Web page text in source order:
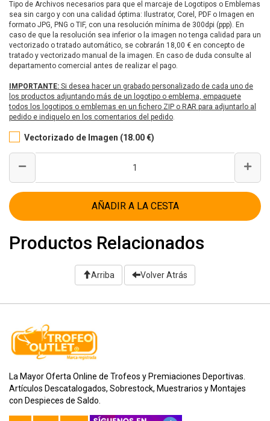
Tipo de Archivos necesarios para que el marcaje de Logotipos o Emblemas
sea sin cargo y con una calidad óptima: Ilustrator, Corel, PDF o Imagen en
formato JPG, PNG o TIF, con una resolución mínima de 300dpi (ppp). En
caso de que la resolución sea inferior o la imagen no tenga calidad para un
vectorizado o tratado automático, se cobrarán 18,00 € en concepto de
tratado y vectorizado manual de la imagen. En caso de duda consulte al
departamento comercial antes de realizar el pago.
IMPORTANTE: Si desea hacer un grabado personalizado de cada uno de
los productos adjuntando más de un logotipo o emblema, empaquete
todos los logotipos o emblemas en un fichero ZIP o RAR para adjuntarlo al
pedido e indiquelo en los comentarios del pedido.
Vectorizado de Imagen (18.00 €)
AÑADIR A LA CESTA
Productos Relacionados
Arriba Volver Atrás
La Mayor Oferta Online de Trofeos y Premiaciones Deportivas.
Artículos Descatalogados, Sobrestock, Muestrarios y Montajes
con Despieces de Saldo.